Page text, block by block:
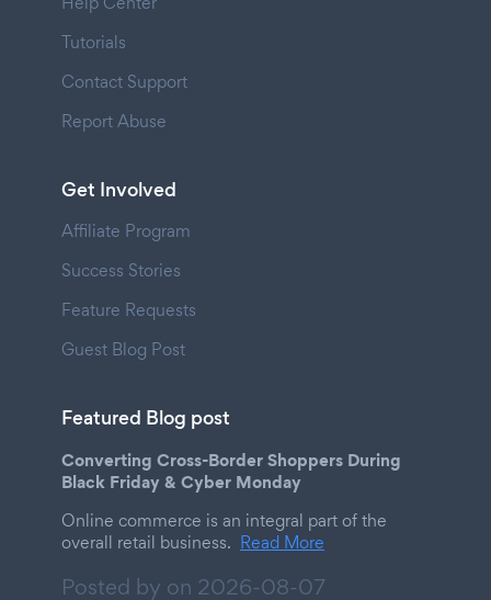
Tutorials
Contact Support
Report Abuse
Get Involved
Affiliate Program
Success Stories
Feature Requests
Guest Blog Post
Featured Blog post
Converting Cross-Border Shoppers During
Black Friday & Cyber Monday
Online commerce is an integral part of the
overall retail business. Read More
Posted by on 2026-08-07